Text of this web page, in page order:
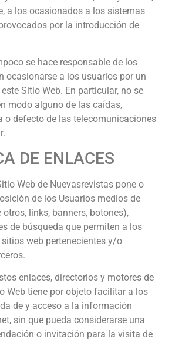
a los ocasionados a los sistemas
por la introducción de
se hace responsable de los
ocasionarse a los usuarios por un
Sitio Web. En particular, no se
modo alguno de las caídas,
o defecto de las telecomunicaciones
DE ENLACES
Web de Nuevasrevistas pone o
de los Usuarios medios de
otros, links, banners, botones),
de búsqueda que permiten a los
web pertenecientes y/o
enlaces, directorios y motores de
Web tiene por objeto facilitar a los
de y acceso a la información
sin que pueda considerarse una
o invitación para la visita de